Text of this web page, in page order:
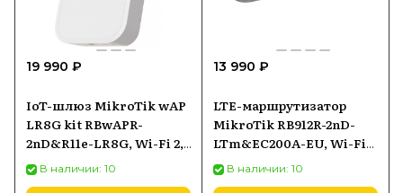
19 990 ₽
IoT-шлюз MikroTik wAP
LR8G kit RBwAPR-
2nD&R11e-LR8G, Wi-Fi 2,4
ГГц, LoRa, PoE-in
В наличии: 10
13 990 ₽
LTE-маршрутизатор
MikroTik RB912R-2nD-
LTm&EC200A-EU, Wi-Fi
2,4 ГГц 802.11n, LTE Cat1,
10/100 Ethernet, PoE-in
В наличии: 10